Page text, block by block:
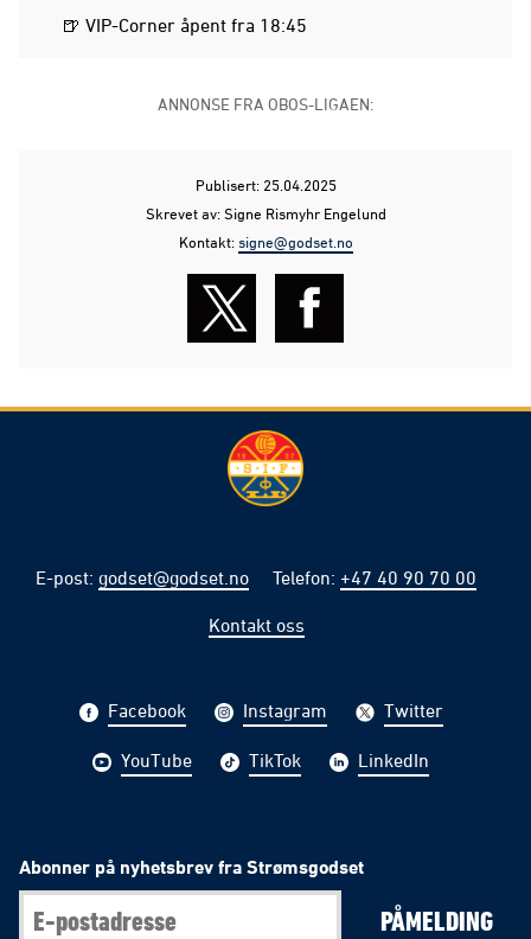
🍺 VIP-Corner åpent fra 18:45
ANNONSE FRA OBOS-LIGAEN:
Publisert: 25.04.2025
Skrevet av: Signe Rismyhr Engelund
Kontakt:signe@godset.no
E-post: godset@godset.no Telefon: +47 40 90 70 00
Kontakt oss
Facebook Instagram Twitter
YouTube TikTok LinkedIn
Abonner på nyhetsbrev fra Strømsgodset
PÅMELDING